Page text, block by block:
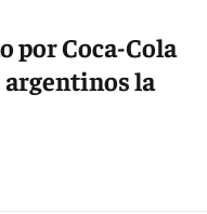
por Coca-Cola
argentinos la